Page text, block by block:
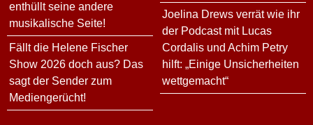
enthüllt seine andere
musikalische Seite!
Fällt die Helene Fischer
Show 2026 doch aus? Das
sagt der Sender zum
Mediengerücht!
Joelina Drews verrät wie ihr
der Podcast mit Lucas
Cordalis und Achim Petry
hilft: „Einige Unsicherheiten
wettgemacht“